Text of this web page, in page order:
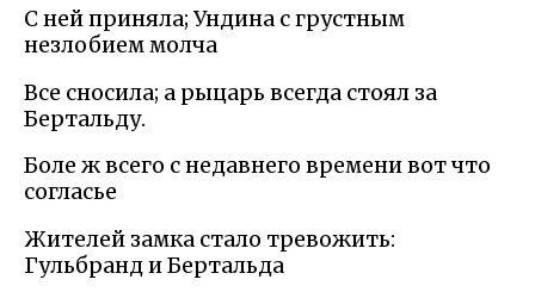
С ней приняла; Ундина с грустным
незлобием молча
Все сносила; а рыцарь всегда стоял за
Бертальду.
Боле ж всего с недавнего времени вот что
согласье
Жителей замка стало тревожить:
Гульбранд и Бертальда